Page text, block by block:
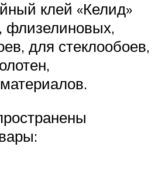
клей «Келид»
для стеклообоев,